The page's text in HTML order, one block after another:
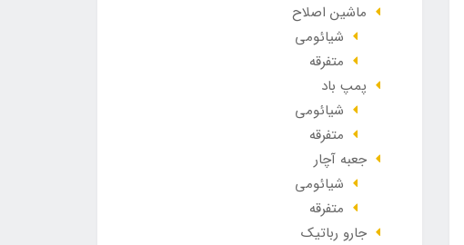
ماشین اصلاح
شیائومی
متفرقه
پمپ باد
شیائومی
متفرقه
جعبه آچار
شیائومی
متفرقه
جارو رباتیک